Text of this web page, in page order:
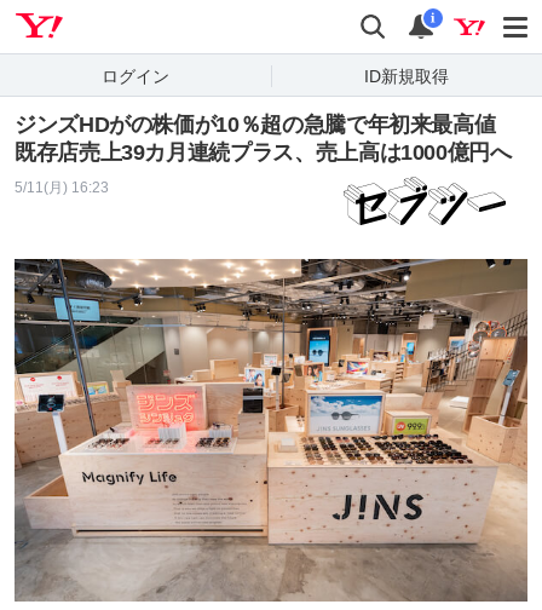
検索 通知
i
ログイン ID新規取得
ジンズHDがの株価が10％超の急騰で年初来最高値
既存店売上39カ月連続プラス、売上高は1000億円へ
5/11(月) 16:23